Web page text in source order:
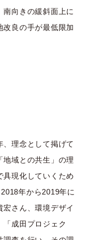
向きの緩斜面上に
改良の手が最低限加
理念として掲げて
地域との共生」の理
具現化していくため
2018年から2019年に
さん、環境デザイ
「成田プロジェク